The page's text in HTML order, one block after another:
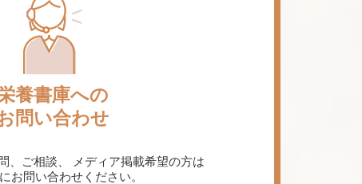
養書庫への
問い合わせ
、ご相談、
メディア掲載希望の方は
お問い合わせください。